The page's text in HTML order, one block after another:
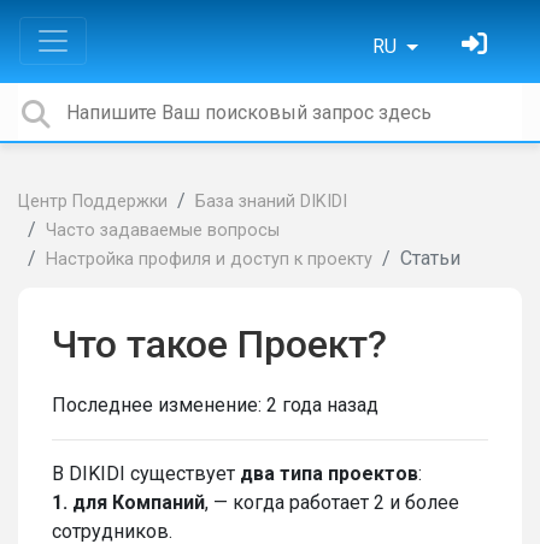
RU
Центр Поддержки
База знаний DIKIDI
Часто задаваемые вопросы
Настройка профиля и доступ к проекту
Статьи
Что такое Проект?
Последнее изменение: 2 года назад
В DIKIDI существует два типа проектов:
1. для Компаний, — когда работает 2 и более
сотрудников.